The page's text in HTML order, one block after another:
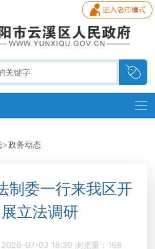
>政务动态
制委一行来我区开
展立法调研
2026-07-03 18:30 浏览量： 168